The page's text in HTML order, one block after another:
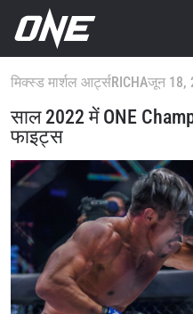
मिक्स्ड मार्शल आर्ट्सRICHAजून 18,
साल 2022 में ONE
फाइट्स